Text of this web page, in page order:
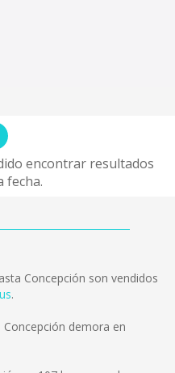
encontrar resultados
fecha.
Concepción son vendidos
.
demora en